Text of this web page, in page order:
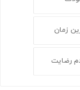
زمان
رضایت